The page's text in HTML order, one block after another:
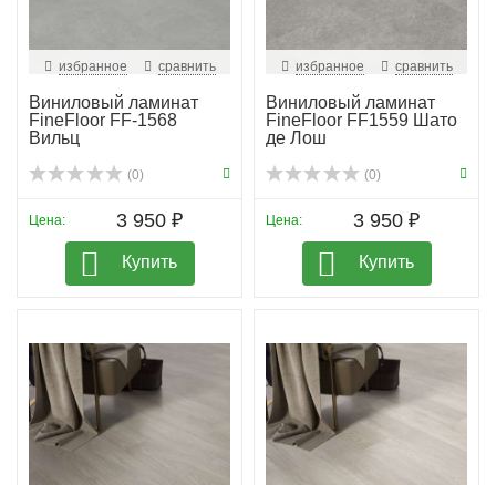
избранное сравнить
Виниловый ламинат
FineFloor FF-1568
Вильц
(0)
Цена: 3 950 ₽
Купить
избранное сравнить
Виниловый ламинат
FineFloor FF1559 Шато
де Лош
(0)
Цена: 3 950 ₽
Купить